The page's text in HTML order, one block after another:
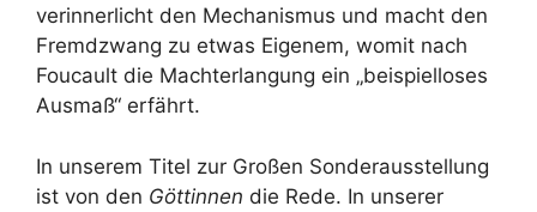
verinnerlicht den Mechanismus und macht den
Fremdzwang zu etwas Eigenem, womit nach
Foucault die Machterlangung ein „beispielloses
Ausmaß“ erfährt.
In unserem Titel zur Großen Sonderausstellung
ist von den Göttinnen die Rede. In unserer